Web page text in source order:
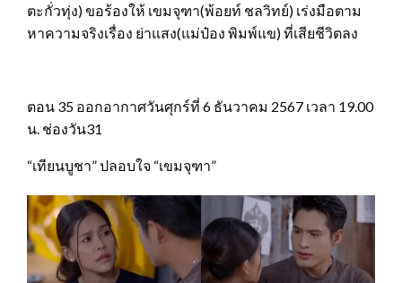
ตะกั่วทุ่ง) ขอร้องให้ เขมจุฑา(พ้อยท์ ชลวิทย์) เร่งมือตาม
หาความจริงเรื่อง ย่าแสง(แม่ป๋อง พิมพ์แข) ที่เสียชีวิตลง
ตอน 35 ออกอากาศวันศุกร์ที่ 6 ธันวาคม 2567 เวลา 19.00
น. ช่องวัน31
“เทียนบูชา” ปลอบใจ “เขมจุฑา”